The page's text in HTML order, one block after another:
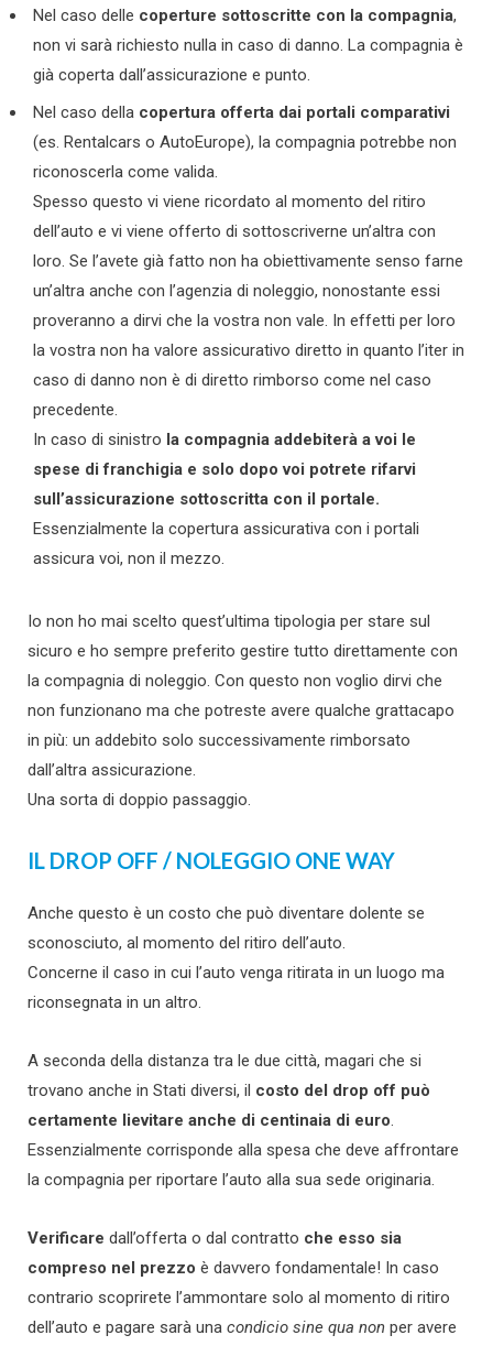
Nel caso delle coperture sottoscritte con la compagnia,
non vi sarà richiesto nulla in caso di danno. La compagnia è
già coperta dall’assicurazione e punto.
Nel caso della copertura offerta dai portali comparativi
(es. Rentalcars o AutoEurope), la compagnia potrebbe non
riconoscerla come valida.
Spesso questo vi viene ricordato al momento del ritiro
dell’auto e vi viene offerto di sottoscriverne un’altra con
loro. Se l’avete già fatto non ha obiettivamente senso farne
un’altra anche con l’agenzia di noleggio, nonostante essi
proveranno a dirvi che la vostra non vale. In effetti per loro
la vostra non ha valore assicurativo diretto in quanto l’iter in
caso di danno non è di diretto rimborso come nel caso
precedente.
In caso di sinistro la compagnia addebiterà a voi le
spese di franchigia e solo dopo voi potrete rifarvi
sull’assicurazione sottoscritta con il portale.
Essenzialmente la copertura assicurativa con i portali
assicura voi, non il mezzo.
Io non ho mai scelto quest’ultima tipologia per stare sul
sicuro e ho sempre preferito gestire tutto direttamente con
la compagnia di noleggio. Con questo non voglio dirvi che
non funzionano ma che potreste avere qualche grattacapo
in più: un addebito solo successivamente rimborsato
dall’altra assicurazione.
Una sorta di doppio passaggio.
IL DROP OFF / NOLEGGIO ONE WAY
Anche questo è un costo che può diventare dolente se
sconosciuto, al momento del ritiro dell’auto.
Concerne il caso in cui l’auto venga ritirata in un luogo ma
riconsegnata in un altro.
A seconda della distanza tra le due città, magari che si
trovano anche in Stati diversi, il costo del drop off può
certamente lievitare anche di centinaia di euro.
Essenzialmente corrisponde alla spesa che deve affrontare
la compagnia per riportare l’auto alla sua sede originaria.
Verificare dall’offerta o dal contratto che esso sia
compreso nel prezzo è davvero fondamentale! In caso
contrario scoprirete l’ammontare solo al momento di ritiro
dell’auto e pagare sarà una condicio sine qua non per avere